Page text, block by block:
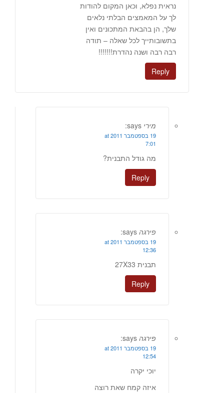
נראית נפלא, וכאן המקום להודות
לך על המאמצים הבלתי נלאים
שלך, הן בהבאת המתכונים ואין
בתשובותייך לכל שאלה – תודה
רבה רבה ושנה נהדרת!!!!!!!
Reply
מירי says:
19 בספטמבר 2011 at
7:01
מה גודל התבנית?
Reply
פירגה says:
19 בספטמבר 2011 at
12:36
תבנית 27X33
Reply
פירגה says:
19 בספטמבר 2011 at
12:54
יוכי יקרה
איזה קמח שאת רוצה